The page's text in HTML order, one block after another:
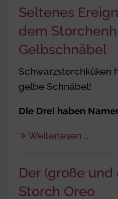
Seltenes
dem
Gelbschnäbel
Schwarzstorchküken
gelbe Schnäbel!
Die Drei haben
Weiterlesen …
Der (große
Storch Oreo